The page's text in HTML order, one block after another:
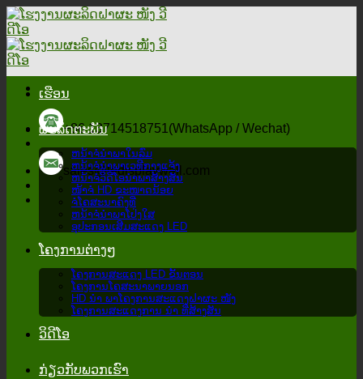
ຂ້າມ
ໄປ
ຫາ
ເນື້ອຫາ
+86 13714518751(WhatsApp / Wechat)
sales@ledisplaywall.com
ເຮືອນ
ຜະລິດຕະພັນ
ຫນ້າຈໍນໍາພາໃນລົ່ມ
ຫນ້າຈໍນໍາພາເວທີກາງແຈ້ງ
ຫນ້າຈໍວິດີໂອນໍາພາສ້າງສັນ
ໜ້າຈໍ HD ຂະໜາດນ້ອຍ
ຈໍໂຄສະນາຄົງທີ່
ຫນ້າຈໍນໍາພາໂປ່ງໃສ
ອຸປະກອນເສີມສະແດງ LED
ໂຄງການຕ່າງໆ
ໂຄງການສະແດງ LED ຂັ້ນຕອນ
ໂຄງການໂຄສະນາພາຍນອກ
HD ນຳ ພາໂຄງການສະແດງຝາຜະ ໜັງ
ໂຄງການສະແດງການ ນຳ ທີ່ສ້າງສັນ
ວິດີໂອ
ກ່ຽວ​ກັບ​ພວກ​ເຮົາ